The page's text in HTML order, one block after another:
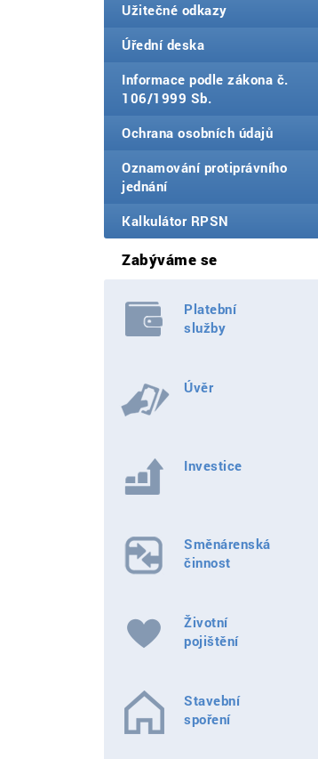
Užitečné odkazy
Úřední deska
Informace podle zákona č.
106/1999 Sb.
Ochrana osobních údajů
Oznamování protiprávního
jednání
Kalkulátor RPSN
Zabýváme se
Platební
služby
Úvěr
Investice
Směnárenská
činnost
Životní
pojištění
Stavební
spoření